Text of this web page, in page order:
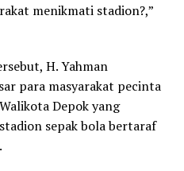
menikmati stadion?,”
H. Yahman
para masyarakat pecinta
Depok yang
sepak bola bertaraf